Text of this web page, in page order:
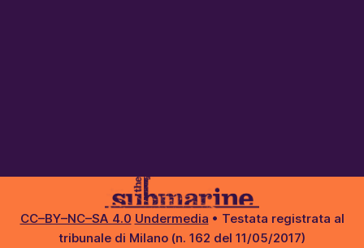
CC–BY–NC–SA 4.0 Undermedia • Testata registrata al
tribunale di Milano (n. 162 del 11/05/2017)